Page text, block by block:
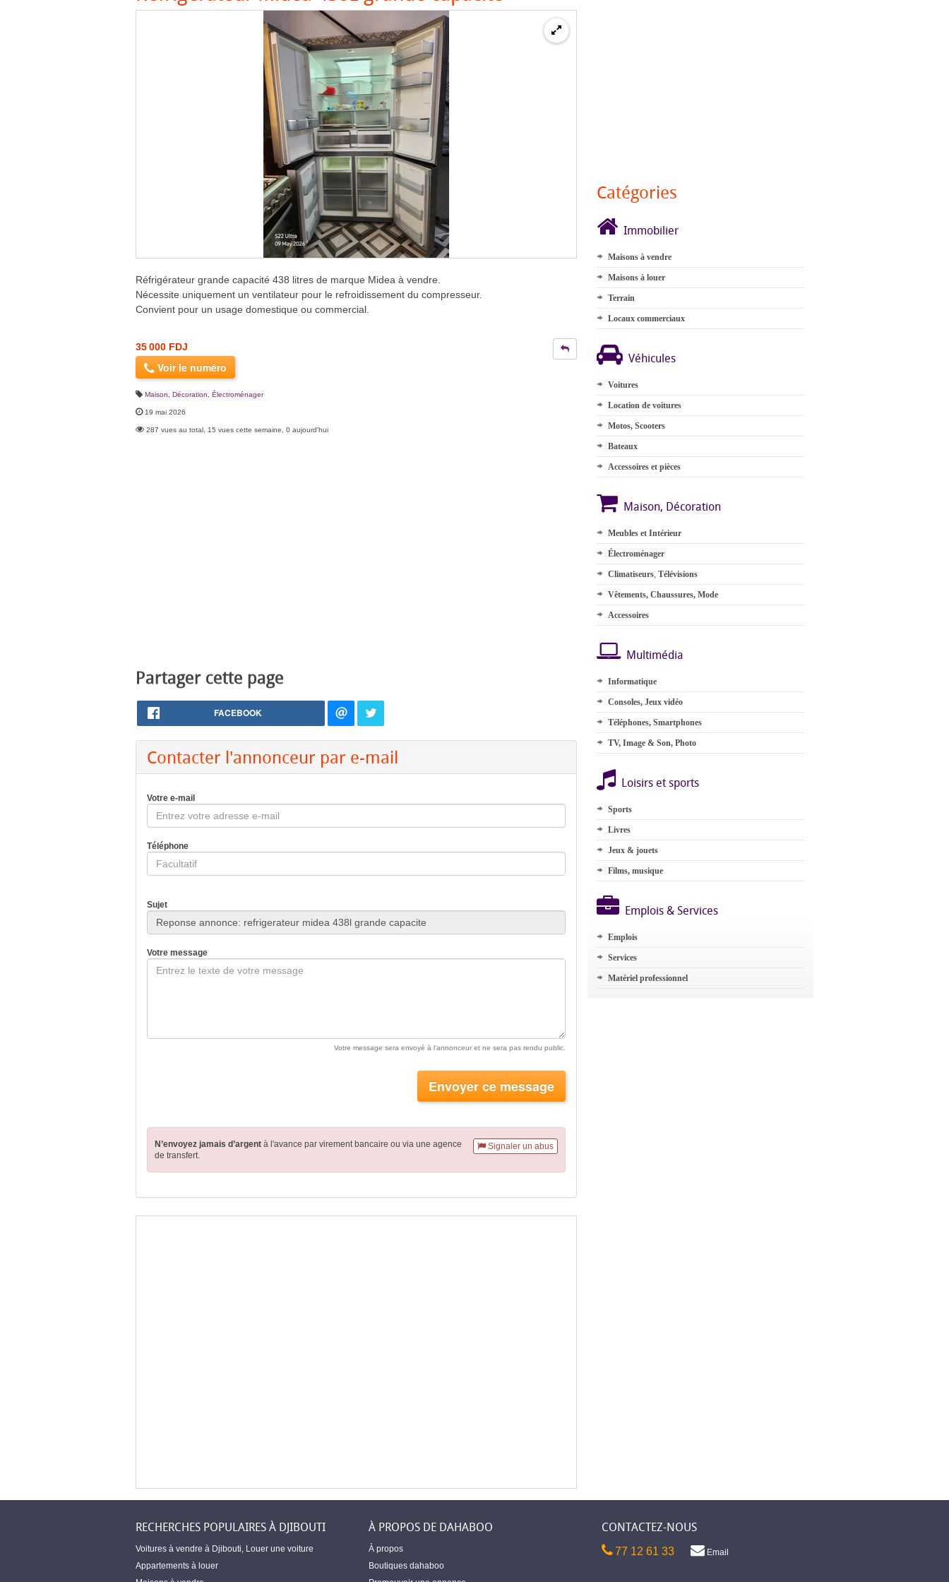
Réfrigérateur grande capacité 438 litres de marque Midea à vendre.
Nécessite uniquement un ventilateur pour le refroidissement du compresseur.
Convient pour un usage domestique ou commercial.
35 000 FDJ
Voir le numéro
Maison, Décoration Électroménager
19 mai 2026
287 vues au total, 15 vues cette semaine, 0 aujourd'hui
Partager cette page
FACEBOOK
Contacter l'annonceur par e-mail
Votre e-mail
Téléphone
Sujet
Votre message
Votre message sera envoyé à l'annonceur et ne sera pas rendu public.
Envoyer ce message
Signaler un abus
N’envoyez jamais d’argent à l'avance par virement bancaire ou via une agence
de transfert.
Catégories
Immobilier
Maisons à vendre
Maisons à louer
Terrain
Locaux commerciaux
Véhicules
Voitures
Location de voitures
Motos, Scooters
Bateaux
Accessoires et pièces
Maison, Décoration
Meubles et Intérieur
Électroménager
Climatiseurs, Télévisions
Vêtements, Chaussures, Mode
Accessoires
Multimédia
Informatique
Consoles, Jeux vidéo
Téléphones, Smartphones
TV, Image & Son, Photo
Loisirs et sports
Sports
Livres
Jeux & jouets
Films, musique
Emplois & Services
Emplois
Services
Matériel professionnel
RECHERCHES POPULAIRES À DJIBOUTI
Voitures à vendre à Djibouti Louer une voiture
Appartements à louer
À PROPOS DE DAHABOO
À propos
Boutiques dahaboo
CONTACTEZ-NOUS
77 12 61 33 Email